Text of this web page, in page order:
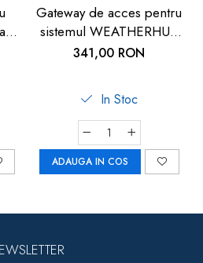
Gateway de acces pentru
sistemul WEATHERHUB
SmartHome, TFA
341,00 RON
In Stoc
ADAUGA IN COS